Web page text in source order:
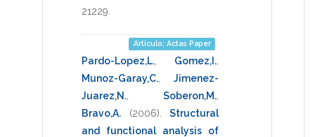
21229
Artículo; Actas Paper
Pardo-Lopez,L. Gomez,I.
Munoz-Garay,C.
Jimenez-
Juarez,N.
Soberon,M.
Bravo,A.
(2006)
Structural
and functional analysis of